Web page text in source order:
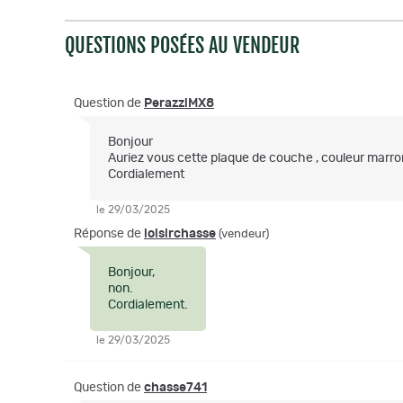
QUESTIONS POSÉES AU VENDEUR
Question de PerazziMX8
Bonjour
Auriez vous cette plaque de couche , couleur
Cordialement
le 29/03/2025
Réponse de loisirchasse (vendeur)
Bonjour,
non.
Cordialement.
le 29/03/2025
Question de chasse741